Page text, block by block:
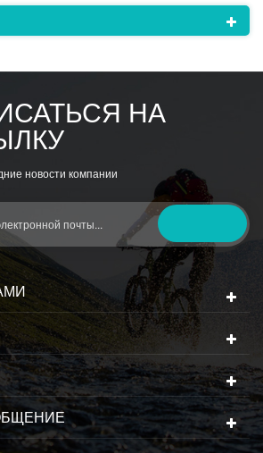
НА
новости компании